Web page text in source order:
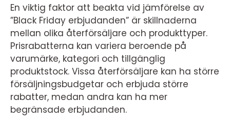
En viktig faktor att beakta vid jämförelse av
”Black Friday erbjudanden” är skillnaderna
mellan olika återförsäljare och produkttyper.
Prisrabatterna kan variera beroende på
varumärke, kategori och tillgänglig
produktstock. Vissa återförsäljare kan ha större
försäljningsbudgetar och erbjuda större
rabatter, medan andra kan ha mer
begränsade erbjudanden.